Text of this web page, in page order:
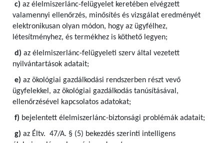
c) az élelmiszerlánc-felügyelet keretében elvégzett
valamennyi ellenőrzés, minősítés és vizsgálat eredményét
elektronikusan olyan módon, hogy az ügyfélhez,
létesítményhez, és termékhez is köthető legyen;
d) az élelmiszerlánc-felügyeleti szerv által vezetett
nyilvántartások adatait;
e) az ökológiai gazdálkodási rendszerben részt vevő
ügyfelekkel, az ökológiai gazdálkodás tanúsításával,
ellenőrzésével kapcsolatos adatokat;
f) bejelentett élelmiszerlánc-biztonsági problémák adatait;
g) az Éltv. 47/A. § (5) bekezdés szerinti intelligens